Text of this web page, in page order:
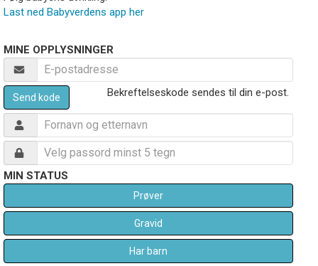
Last ned Babyverdens app her
MINE OPPLYSNINGER
Send kode Bekreftelseskode sendes til din e-post.
MIN STATUS
Prøver
Gravid
Har barn